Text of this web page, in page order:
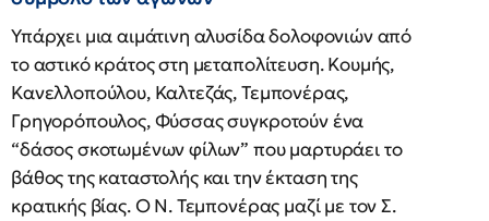
Υπάρχει μια αιμάτινη αλυσίδα δολοφονιών από
το αστικό κράτος στη μεταπολίτευση. Κουμής,
Κανελλοπούλου, Καλτεζάς, Τεμπονέρας,
Γρηγορόπουλος, Φύσσας συγκροτούν ένα
“δάσος σκοτωμένων φίλων” που μαρτυράει το
βάθος της καταστολής και την έκταση της
κρατικής βίας. Ο Ν. Τεμπονέρας μαζί με τον Σ.